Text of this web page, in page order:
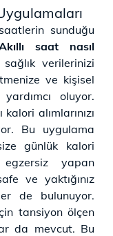
sunduğu
saat nasıl
verilerinizi
ve kişisel
oluyor.
alımlarınızı
Bu uygulama
günlük kalori
yapan
ve yaktığınız
de bulunuyor.
tansiyon ölçen
da mevcut. Bu